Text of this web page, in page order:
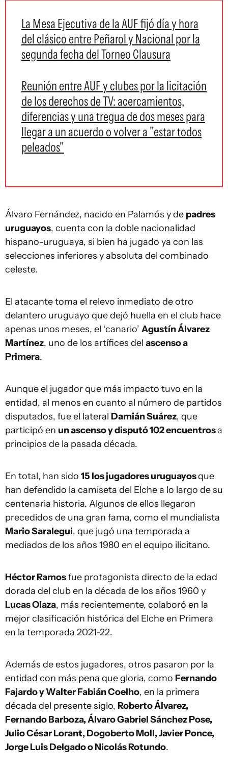
La Mesa Ejecutiva de la AUF fijó día y hora
del clásico entre Peñarol y Nacional por la
segunda fecha del Torneo Clausura
Reunión entre AUF y clubes por la licitación
de los derechos de TV: acercamientos,
diferencias y una tregua de dos meses para
llegar a un acuerdo o volver a "estar todos
peleados"
Álvaro Fernández, nacido en Palamós y de padres
uruguayos, cuenta con la doble nacionalidad
hispano-uruguaya, si bien ha jugado ya con las
selecciones inferiores y absoluta del combinado
celeste.
El atacante toma el relevo inmediato de otro
delantero uruguayo que dejó huella en el club hace
apenas unos meses, el ‘canario’ Agustín Álvarez
Martínez, uno de los artífices del ascenso a
Primera.
Aunque el jugador que más impacto tuvo en la
entidad, al menos en cuanto al número de partidos
disputados, fue el lateral Damián Suárez, que
participó en un ascenso y disputó 102 encuentrosa
principios de la pasada década.
En total, han sido 15 los jugadores uruguayosque
han defendido la camiseta del Elche a lo largo de su
centenaria historia. Algunos de ellos llegaron
precedidos de una gran fama, como el mundialista
Mario Saralegui, que jugó una temporada a
mediados de los años 1980 en el equipo ilicitano.
Héctor Ramosfue protagonista directo de la edad
dorada del club en la década de los años 1960 y
Lucas Olaza, más recientemente, colaboró en la
mejor clasificación histórica del Elche en Primera
en la temporada 2021-22.
Además de estos jugadores, otros pasaron por la
entidad con más pena que gloria, como Fernando
Fajardo y Walter Fabián Coelho, en la primera
década del presente siglo, Roberto Álvarez,
Fernando Barboza, Álvaro Gabriel Sánchez Pose,
Julio César Lorant, Dogoberto Moll, Javier Ponce,
Jorge Luis Delgado o Nicolás Rotundo.